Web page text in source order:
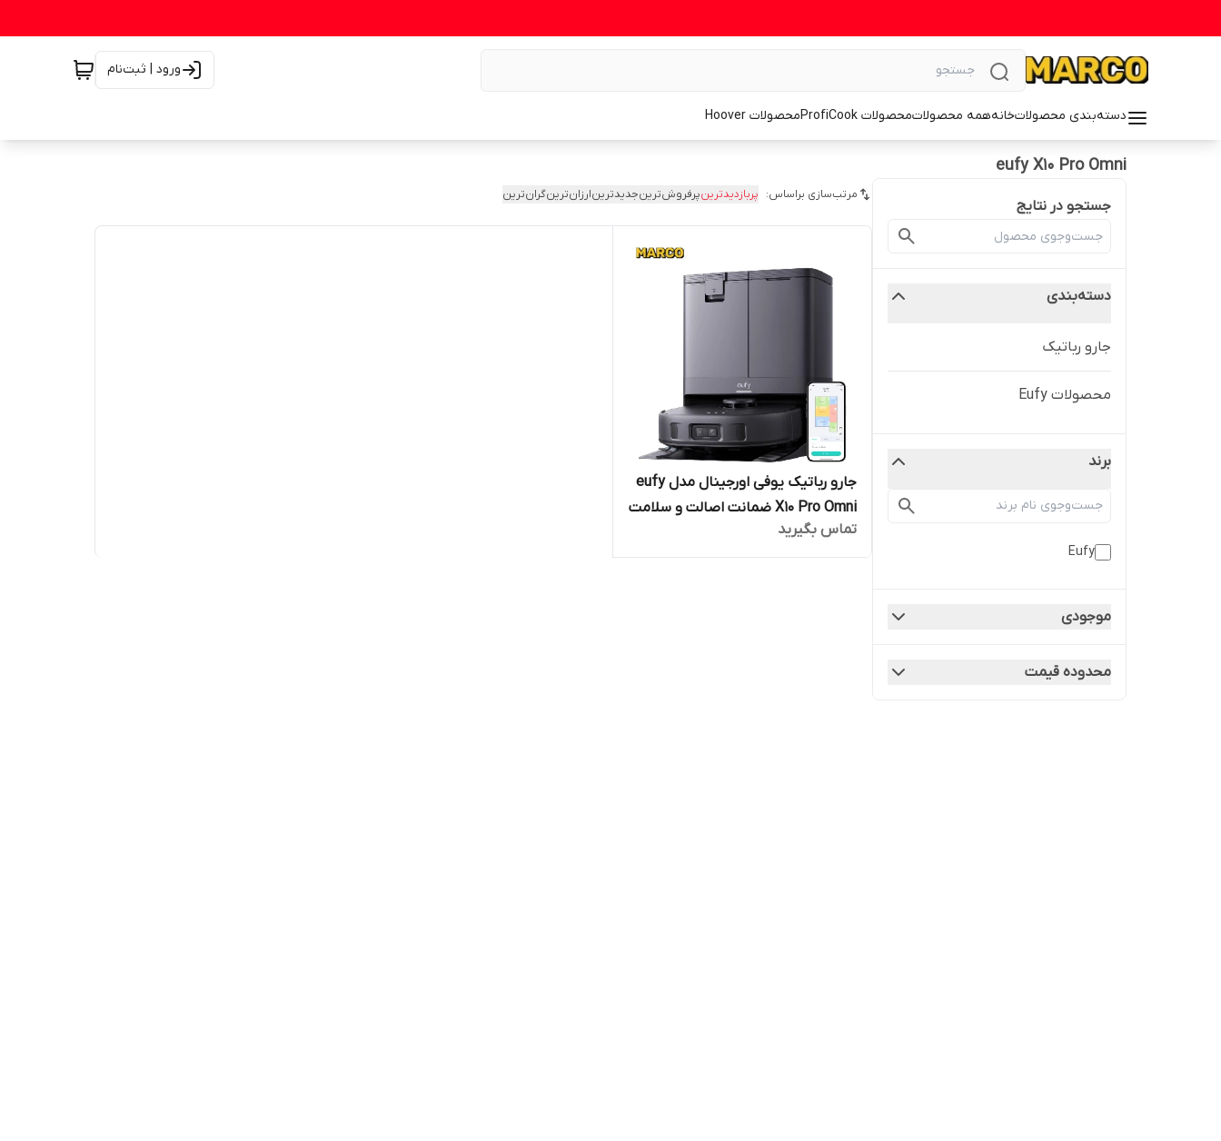
ورود | ثبت‌نام
دسته‌بندی محصولاتخانههمه محصولاتمحصولات ProfiCook محصولات Hoover
eufy X10 Pro Omni
جستجو در نتایج
دسته‌بندی
جارو رباتیک
محصولات Eufy
برند
Eufy
موجودی
محدوده قیمت
مرتب‌سازی براساس: پربازدیدترینپرفروش‌ترینجدیدترینارزان‌ترینگران‌ترین
جارو رباتیک یوفی اورجینال مدل eufy
X10 Pro Omni ضمانت اصالت و سلامت
تست و مرجوعی
تماس بگیرید